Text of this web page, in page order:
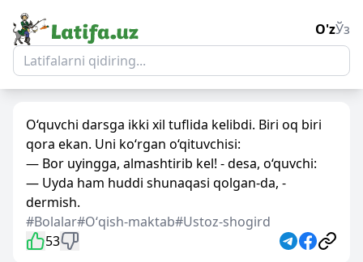
O'zЎз
O‘quvchi darsga ikki xil tuflida kelibdi. Biri oq biri
qora ekan. Uni ko‘rgan o‘qituvchisi:
— Bor uyingga, almashtirib kel! - desa, o‘quvchi:
— Uyda ham huddi shunaqasi qolgan-da, -
dermish.
#Bolalar#Oʻqish-maktab#Ustoz-shogird
53